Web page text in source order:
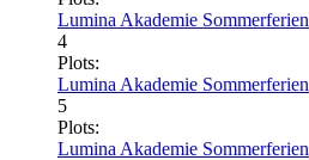
Lumina Akademie Sommerferien
4
Plots:
Lumina Akademie Sommerferien
5
Plots:
Lumina Akademie Sommerferien